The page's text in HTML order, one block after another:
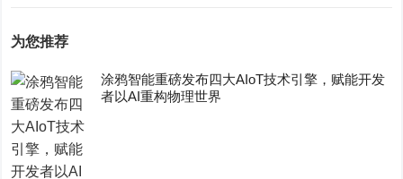
为您推荐
涂鸦智能重磅发布四大AIoT技术引擎，赋能开发
者以AI重构物理世界